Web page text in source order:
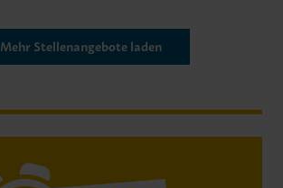
Mehr Stellenangebote laden